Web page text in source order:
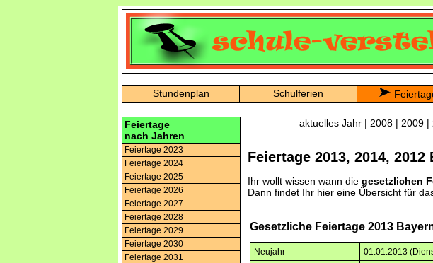
Stundenplan Schulferien
Feiertage
nach Jahren
Feiertage 2023
Feiertage 2024
Feiertage 2025
Feiertage 2026
Feiertage 2027
Feiertage 2028
Feiertage 2029
Feiertage 2030
Feiertage 2031
aktuelles Jahr | 2008 | 2009 |
Feiertage 2013, 2014, 2012
Ihr wollt wissen wann die gesetzlichen
Dann findet Ihr hier eine Übersicht für
Gesetzliche Feiertage 2013
Neujahr
01.01.2013